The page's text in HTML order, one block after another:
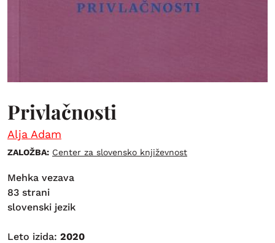
Privlačnosti
Alja Adam
ZALOŽBA: Center za slovensko književnost
Mehka vezava
83 strani
slovenski jezik
Leto izida: 2020